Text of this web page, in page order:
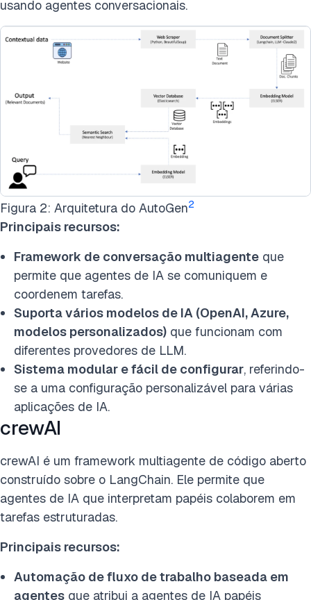
usando agentes conversacionais.
Figura 2: Arquitetura do AutoGen2
Principais recursos:
Framework de conversação multiagente que
permite que agentes de IA se comuniquem e
coordenem tarefas.
Suporta vários modelos de IA (OpenAI, Azure,
modelos personalizados) que funcionam com
diferentes provedores de LLM.
Sistema modular e fácil de configurar, referindo-
se a uma configuração personalizável para várias
aplicações de IA.
crewAI
crewAI é um framework multiagente de código aberto
construído sobre o LangChain. Ele permite que
agentes de IA que interpretam papéis colaborem em
tarefas estruturadas.
Principais recursos:
Automação de fluxo de trabalho baseada em
agentes que atribui a agentes de IA papéis